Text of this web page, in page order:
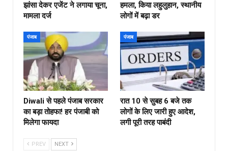
झांसा देकर एजेंट ने लगाया चूना,
मामला दर्ज
हमला, किया लहुलुहान, स्थानीय
लोगों में बढ़ा डर
पंजाब
Diwali से पहले पंजाब सरकार
का बड़ा तोहफा! हर पंजाबी को
मिलेगा फायदा
पंजाब
रात 10 से सुबह 6 बजे तक
लोगों के लिए जारी हुए आदेश,
लगी पूरी तरह पाबंदी
PREV NEXT